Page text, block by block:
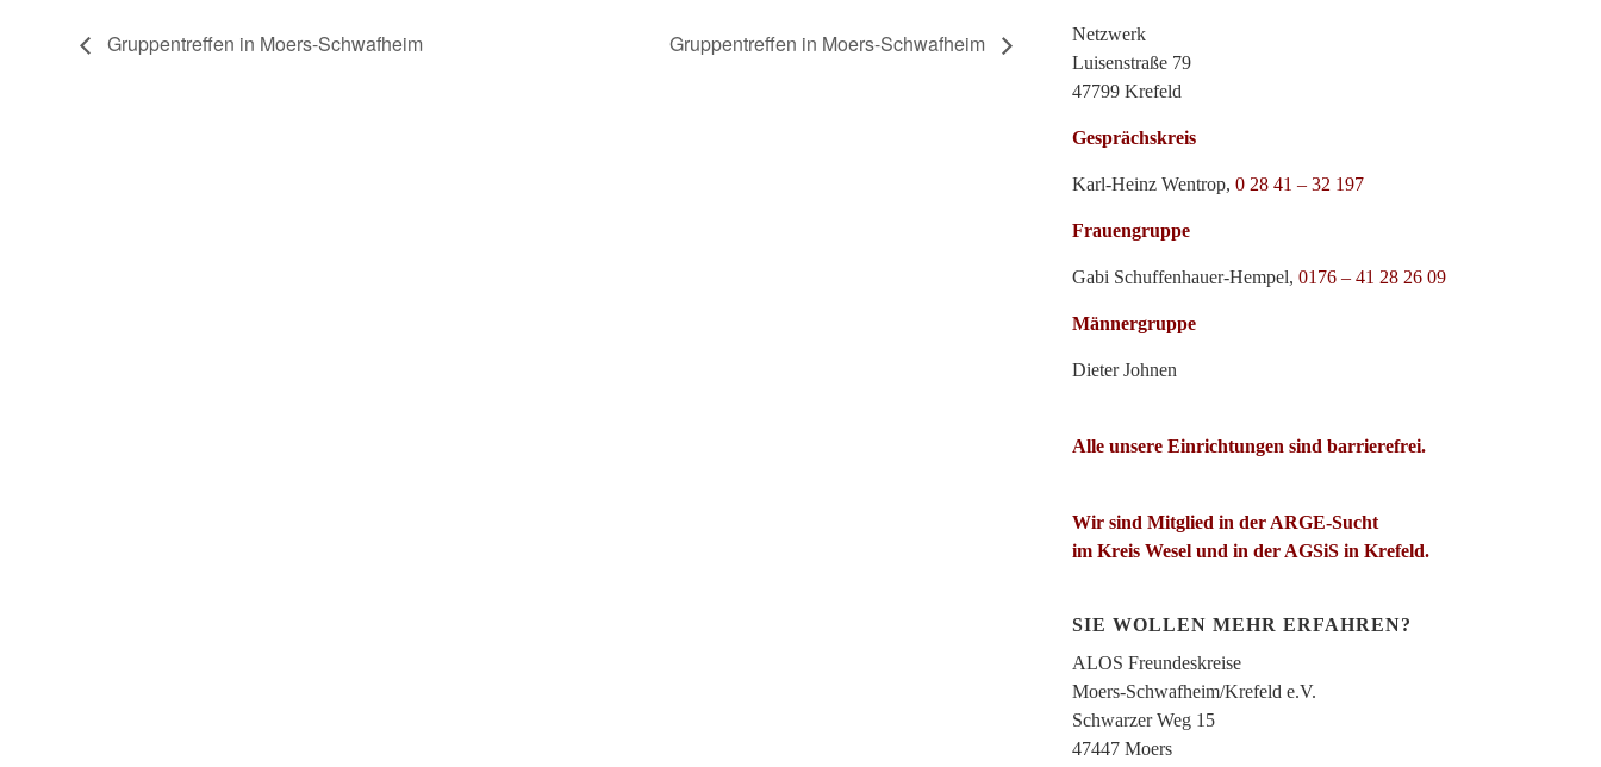
Gruppentreffen in Moers-Schwafheim Gruppentreffen in Moers-Schwafheim
Netzwerk
Luisenstraße 79
47799 Krefeld
Gesprächskreis
Karl-Heinz Wentrop,0 28 41 – 32 197
Frauengruppe
Gabi Schuffenhauer-Hempel,0176 – 41 28 26 09
Männergruppe
Dieter Johnen
Alle unsere Einrichtungen sind barrierefrei.
Wir sind Mitglied in der ARGE-Sucht
im Kreis Wesel und in der AGSiS in Krefeld.
SIE WOLLEN MEHR ERFAHREN?
ALOS Freundeskreise
Moers-Schwafheim/Krefeld e.V.
Schwarzer Weg 15
47447 Moers